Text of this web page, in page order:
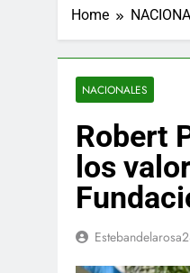
Home
NACIONALES
Robert
los